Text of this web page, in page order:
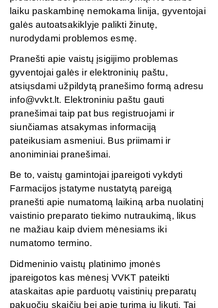
laiku paskambinę nemokama linija, gyventojai
galės autoatsakiklyje palikti žinutę,
nurodydami problemos esmę.
Pranešti apie vaistų įsigijimo problemas
gyventojai galės ir elektroninių paštu,
atsiųsdami užpildytą pranešimo formą adresu
info@vvkt.lt. Elektroniniu paštu gauti
pranešimai taip pat bus registruojami ir
siunčiamas atsakymas informaciją
pateikusiam asmeniui. Bus priimami ir
anoniminiai pranešimai.
Be to, vaistų gamintojai įpareigoti vykdyti
Farmacijos įstatyme nustatytą pareigą
pranešti apie numatomą laikiną arba nuolatinį
vaistinio preparato tiekimo nutraukimą, likus
ne mažiau kaip dviem mėnesiams iki
numatomo termino.
Didmeninio vaistų platinimo įmonės
įpareigotos kas mėnesį VVKT pateikti
ataskaitas apie parduotų vaistinių preparatų
pakuočių skaičių bei apie turimą jų likutį. Tai